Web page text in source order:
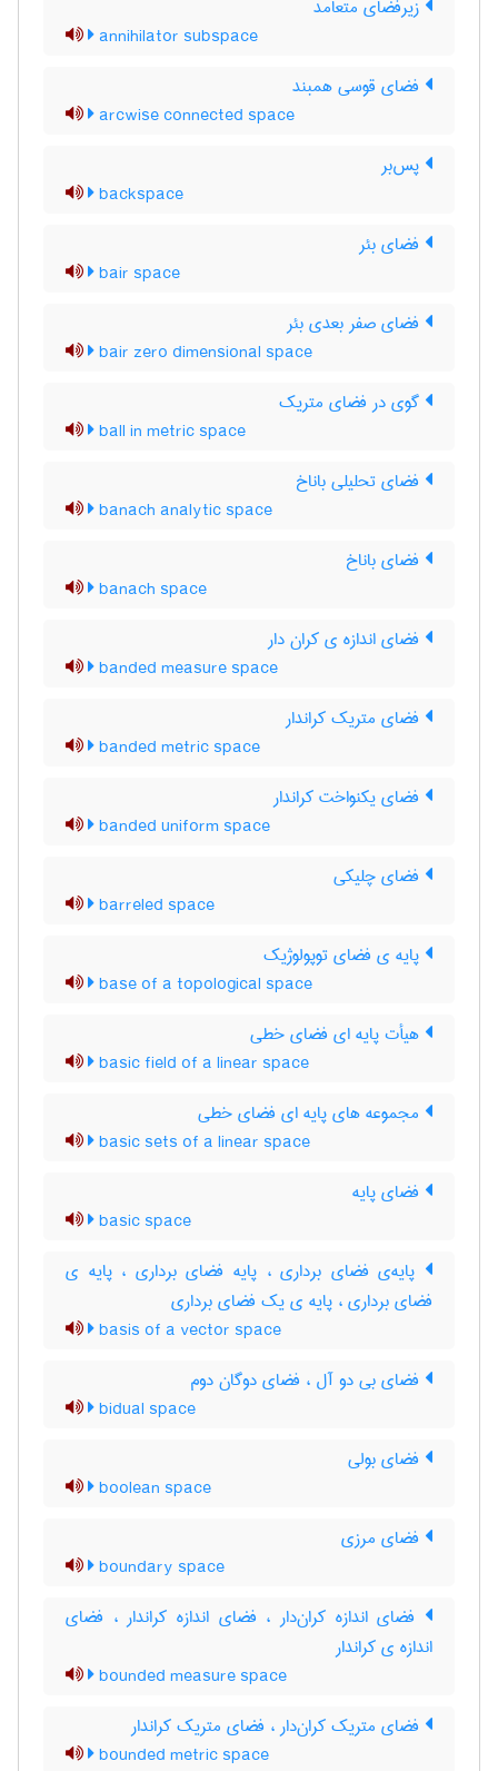
زیرفضای متعامد
annihilator subspace
فضای قوسی همبند
arcwise connected space
پس‌بر
backspace
فضای بئر
bair space
فضای صفر بعدی بئر
bair zero dimensional space
گوی در فضای متریک
ball in metric space
فضای تحلیلی باناخ
banach analytic space
فضای باناخ
banach space
فضای اندازه ی کران دار
banded measure space
فضای متریک کراندار
banded metric space
فضای یکنواخت کراندار
banded uniform space
فضای چلیکی
barreled space
پایه ی فضای توپولوژیک
base of a topological space
هیأت پایه ای فضای خطی
basic field of a linear space
مجموعه های پایه ای فضای خطی
basic sets of a linear space
فضای پایه
basic space
پایه‌ی فضای برداری ، پایه فضای برداری ، پایه ی
فضای برداری ، پایه ی یک فضای برداری
basis of a vector space
فضای بی دو آل ، فضای دوگان دوم
bidual space
فضای بولی
boolean space
فضای مرزی
boundary space
فضای اندازه کران‌دار ، فضای اندازه کراندار ، فضای
اندازه ی کراندار
bounded measure space
فضای متریک کران‌دار ، فضای متریک کراندار
bounded metric space